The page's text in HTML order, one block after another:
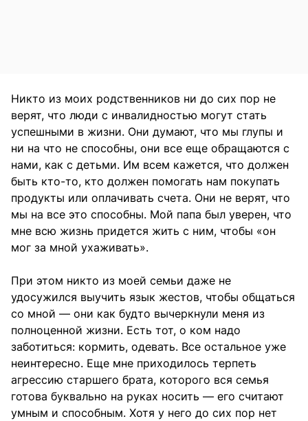
Никто из моих родственников ни до сих пор не
верят, что люди с инвалидностью могут стать
успешными в жизни. Они думают, что мы глупы и
ни на что не способны, они все еще обращаются с
нами, как с детьми. Им всем кажется, что должен
быть кто-то, кто должен помогать нам покупать
продукты или оплачивать счета. Они не верят, что
мы на все это способны. Мой папа был уверен, что
мне всю жизнь придется жить с ним, чтобы «он
мог за мной ухаживать».
При этом никто из моей семьи даже не
удосужился выучить язык жестов, чтобы общаться
со мной — они как будто вычеркнули меня из
полноценной жизни. Есть тот, о ком надо
заботиться: кормить, одевать. Все остальное уже
неинтересно. Еще мне приходилось терпеть
агрессию старшего брата, которого вся семья
готова буквально на руках носить — его считают
умным и способным. Хотя у него до сих пор нет